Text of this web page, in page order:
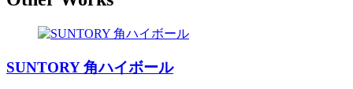
SUNTORY 角ハイボール